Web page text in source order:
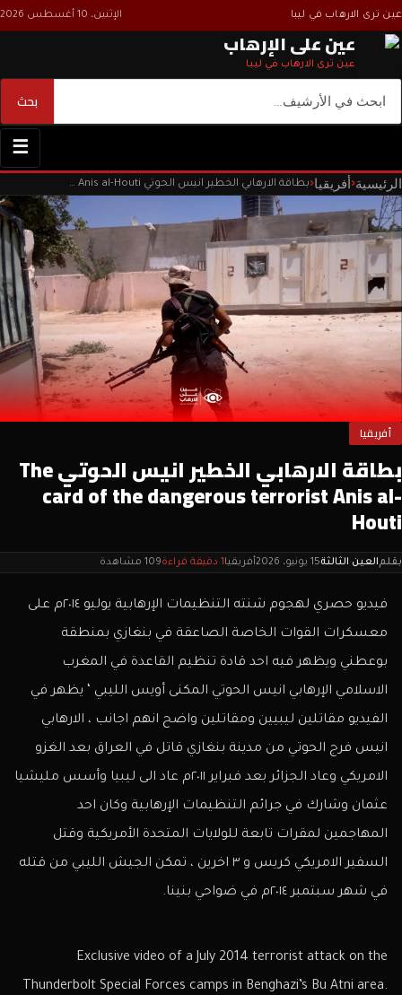
عين ترى الارهاب في ليبا الإثنين، 10 أغسطس 2026
عين على الإرهاب
عين ترى الارهاب في ليبا
بحث
☰
الرئيسية‹أفريقيا‹ بطاقة الارهابي الخطير انيس الحوتي The card of the dangerous terrorist Anis al-Houti
أفريقيا
بطاقة الارهابي الخطير انيس الحوتي The
card of the dangerous terrorist Anis al-
Houti
بقلمالعين الثالثة15 يونيو، 2026 أفريقيا1 دقيقة قراءة 109 مشاهدة
فيديو حصري لهجوم شنته التنظيمات الإرهابية يوليو ٢٠١٤م على
معسكرات القوات الخاصة الصاعقة في بنغازي بمنطقة
بوعطني ويظهر فيه احد قادة تنظيم القاعدة في المغرب
الاسلامي الإرهابي انيس الحوتي المكنى أويس الليبي ‘ يظهر في
الفيديو مقاتلين ليبيين ومقاتلين واضح انهم اجانب ، الارهابي
انيس فرج الحوتي من مدينة بنغازي قاتل في العراق بعد الغزو
الامريكي وعاد الجزائر بعد فبراير ٢٠١١م عاد الى ليبيا وأسس مليشيا
عثمان وشارك في جرائم التنظيمات الإرهابية وكان احد
المهاجمين لمقرات تابعة للولايات المتحدة الأمريكية وقتل
السفير الامريكي كريس و ٣ اخرين ، تمكن الجيش الليبي من قتله
في شهر سبتمبر ٢٠١٤م في ضواحي بنينا.
Exclusive video of a July 2014 terrorist attack on the
Thunderbolt Special Forces camps in Benghazi’s Bu Atni area.